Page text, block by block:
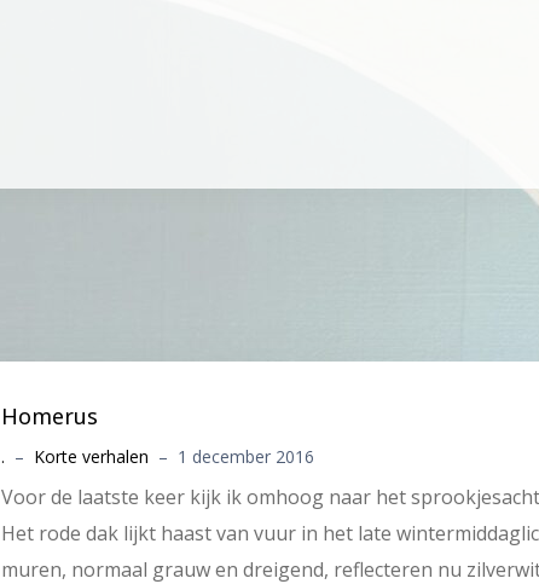
Homerus
. – Korte verhalen – 1 december 2016
Voor de laatste keer kijk ik omhoog naar het
Het rode dak lijkt haast van vuur in het late
muren, normaal grauw en dreigend, reflecteren nu